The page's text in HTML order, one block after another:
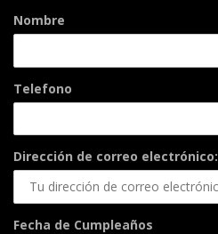
Nombre
Telefono
Dirección de correo electrónico:
Fecha de Cumpleaños